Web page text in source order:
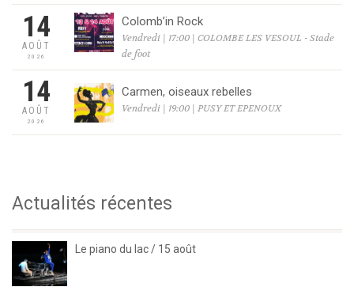
14
AOÛT
2026
Colomb’in Rock
Vendredi | 17:00 | COLOMBE LES VESOUL - Stade
de foot
14
AOÛT
2026
Carmen, oiseaux rebelles
Vendredi | 19:00 | PUSY ET EPENOUX
Actualités récentes
Le piano du lac / 15 août